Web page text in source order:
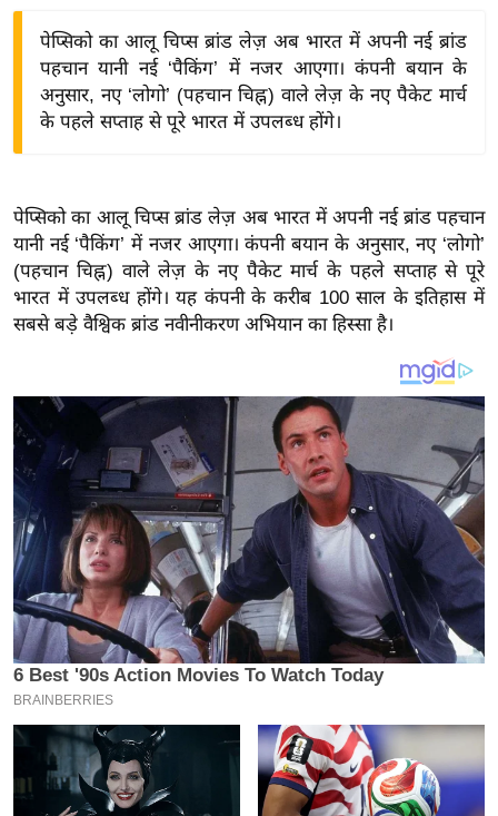
द्यो
त
वि
शे
ष
य
ब
ज
ट
खे
ल
क्रि
के
ट
L
2
0
पेप्सिको का आलू चिप्स ब्रांड लेज़ अब भारत में अपनी नई ब्रांड
पहचान यानी नई ‘पैकिंग’ में नजर आएगा। कंपनी बयान के
अनुसार, नए ‘लोगो’ (पहचान चिह्न) वाले लेज़ के नए पैकेट मार्च
के पहले सप्ताह से पूरे भारत में उपलब्ध होंगे।
पेप्सिको का आलू चिप्स ब्रांड लेज़ अब भारत में अपनी नई ब्रांड पहचान
यानी नई ‘पैकिंग’ में नजर आएगा। कंपनी बयान के अनुसार, नए ‘लोगो’
(पहचान चिह्न) वाले लेज़ के नए पैकेट मार्च के पहले सप्ताह से पूरे
भारत में उपलब्ध होंगे। यह कंपनी के करीब 100 साल के इतिहास में
सबसे बड़े वैश्विक ब्रांड नवीनीकरण अभियान का हिस्सा है।